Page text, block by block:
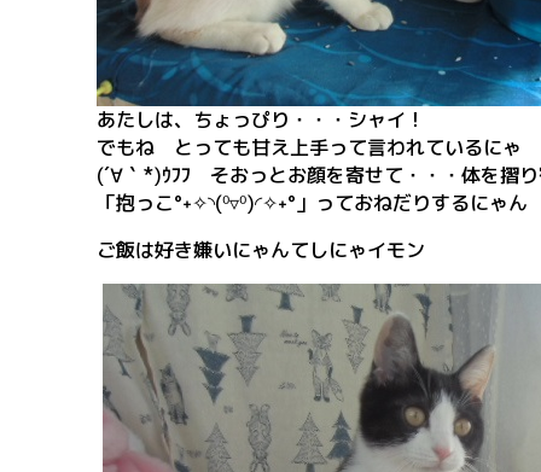
あたしは、ちょっぴり・・・シャイ！
でもね とっても甘え上手って言われているにゃ
(´∀｀*)ｳﾌﾌ そおっとお顔を寄せて・・・体を摺
「抱っこ°˖✧◝(⁰▿⁰)◜✧˖°」っておねだりするにゃん
ご飯は好き嫌いにゃんてしにゃイモン